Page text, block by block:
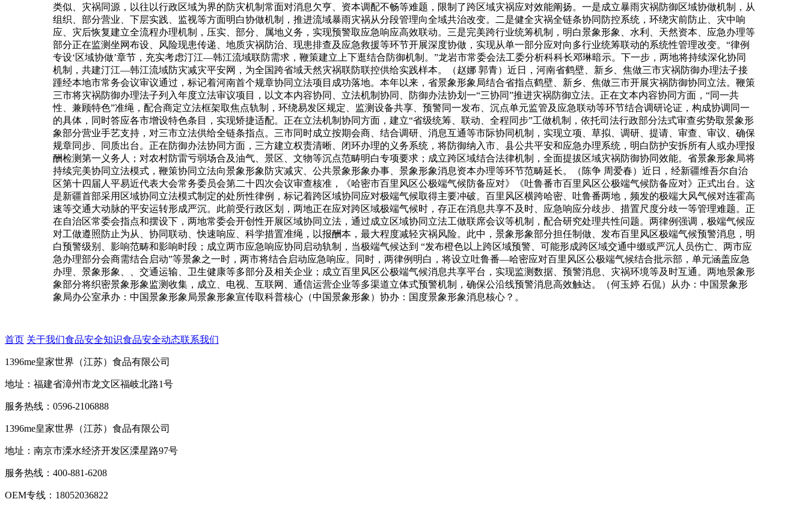
类似、灾祸同源，以往以行政区域为界的防灾机制常面对消息欠亨、资本调配不畅等难题，限制了跨区域灾祸应对效能阐扬。一是成立暴雨灾祸防御区域协做机制，从
组织、部分营业、下层实践、监视等方面明白协做机制，推进流域暴雨灾祸从分段管理向全域共治改变。二是健全灾祸全链条协同防控系统，环绕灾前防止、灾中响
应、灾后恢复建立全流程办理机制，压实、部分、属地义务，实现预警取应急响应高效联动。三是完美跨行业统筹机制，明白景象形象、水利、天然资本、应急办理等
部分正在监测坐网布设、风险现患传递、地质灾祸防治、现患排查及应急救援等环节开展深度协做，实现从单一部分应对向多行业统筹联动的系统性管理改变。“律例
专设‘区域协做’章节，充实考虑汀江—韩江流域联防需求，鞭策建立上下逛结合防御机制。”龙岩市常委会法工委分析科科长邓琳暗示。下一步，两地将持续深化协同
机制，共建汀江—韩江流域防灾减灾平安网，为全国跨省域天然灾祸联防联控供给实践样本。（赵娜 郭青）近日，河南省鹤壁、新乡、焦做三市灾祸防御办理法子接
踵经本地市常务会议审议通过，标记着河南首个规章协同立法项目成功落地。本年以来，省景象形象局结合省指点鹤壁、新乡、焦做三市开展灾祸防御协同立法。鞭策
三市将灾祸防御办理法子列入年度立法审议项目，以文本内容协同、立法机制协同、防御办法协划一“三协同”推进灾祸防御立法。正在文本内容协同方面，“同一共
性、兼顾特色”准绳，配合商定立法框架取焦点轨制，环绕易发区规定、监测设备共享、预警同一发布、沉点单元监管及应急联动等环节结合调研论证，构成协调同一
的具体，同时答应各市增设特色条目，实现矫捷适配。正在立法机制协同方面，建立“省级统筹、联动、全程同步”工做机制，依托司法行政部分法式审查劣势取景象形
象部分营业手艺支持，对三市立法供给全链条指点。三市同时成立按期会商、结合调研、消息互通等市际协同机制，实现立项、草拟、调研、提请、审查、审议、确保
规章同步、同质出台。正在防御办法协同方面，三方建立权责清晰、闭环办理的义务系统，将防御纳入市、县公共平安和应急办理系统，明白防护安拆所有人或办理报
酬检测第一义务人；对农村防雷亏弱场合及油气、景区、文物等沉点范畴明白专项要求；成立跨区域结合法律机制，全面提拔区域灾祸防御协同效能。省景象形象局将
持续完美协同立法模式，鞭策协同立法向景象形象防灾减灾、公共景象形象办事、景象形象消息资本办理等环节范畴延长。（陈争 周爱春）近日，经新疆维吾尔自治
区第十四届人平易近代表大会常务委员会第二十四次会议审查核准，《哈密市百里风区公极端气候防备应对》《吐鲁番市百里风区公极端气候防备应对》正式出台。这
是新疆首部采用区域协同立法模式制定的处所性律例，标记着跨区域协同应对极端气候取得主要冲破。百里风区横跨哈密、吐鲁番两地，频发的极端大风气候对连霍高
速等交通大动脉的平安运转形成严沉。此前受行政区划，两地正在应对跨区域极端气候时，存正在消息共享不及时、应急响应分歧步、措置尺度分歧一等管理难题。正
在自治区常委会指点和摆设下，两地常委会开创性开展区域协同立法，通过成立区域协同立法工做联席会议等机制，配合研究处理共性问题。两律例强调，极端气候应
对工做遵照防止为从、协同联动、快速响应、科学措置准绳，以报酬本，最大程度减轻灾祸风险。此中，景象形象部分担任制做、发布百里风区极端气候预警消息，明
白预警级别、影响范畴和影响时段；成立两市应急响应协同启动轨制，当极端气候达到 “发布橙色以上跨区域预警、可能形成跨区域交通中缀或严沉人员伤亡、两市应
急办理部分会商需结合启动”等景象之一时，两市将结合启动应急响应。同时，两律例明白，将设立吐鲁番—哈密应对百里风区公极端气候结合批示部，单元涵盖应急
办理、景象形象、、交通运输、卫生健康等多部分及相关企业；成立百里风区公极端气候消息共享平台，实现监测数据、预警消息、灾祸环境等及时互通。两地景象形
象部分将织密景象形象监测收集，成立、电视、互联网、通信运营企业等多渠道立体式预警机制，确保公沿线预警消息高效触达。（何玉婷 石侃）从办：中国景象形
象局办公室承办：中国景象形象局景象形象宣传取科普核心（中国景象形象）协办：国度景象形象消息核心？。
首页 关于我们食品安全知识食品安全动态联系我们
1396me皇家世界（江苏）食品有限公司
地址：福建省漳州市龙文区福岐北路1号
服务热线：0596-2106888
1396me皇家世界（江苏）食品有限公司
地址：南京市溧水经济开发区溧星路97号
服务热线：400-881-6208
OEM专线：18052036822